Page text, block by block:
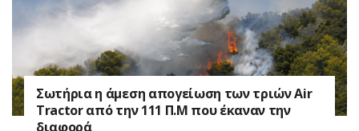
Σωτήρια η άμεση απογείωση των τριών Air
Tractor από την 111 Π.M που έκαναν την
διαφορά